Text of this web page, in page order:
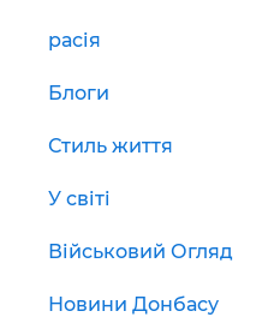
расія
Блоги
Стиль життя
У світі
Військовий Огляд
Новини Донбасу